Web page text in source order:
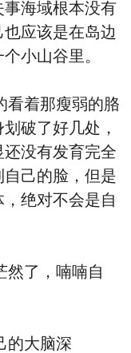
海域根本没有
应该是在岛边
小山谷里。
着那瘦弱的胳
破了好几处，
没有发育完全
己的脸，但是
绝对不会是自
了，喃喃自
的大脑深